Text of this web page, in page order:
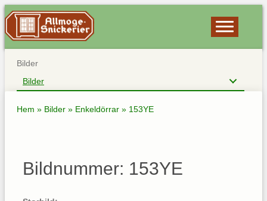
Bilder
Bilder
Hem » Bilder » Enkeldörrar » 153YE
Bildnummer: 153YE